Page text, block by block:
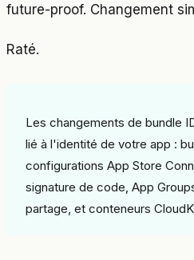
future-proof. Changement
Raté.
Les changements de bundle
lié à l'identité de votre app :
configurations App Store
signature de code, App
partage, et conteneurs